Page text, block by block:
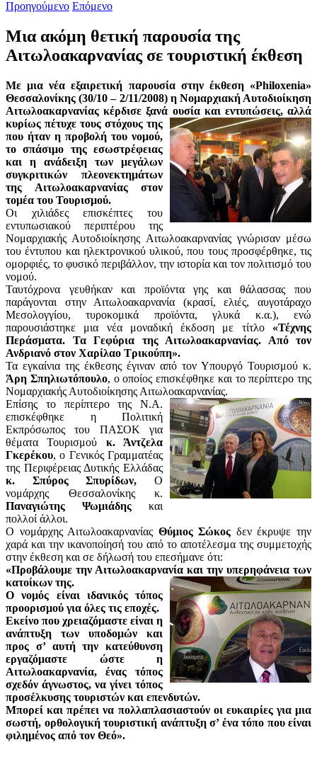
Προηγούμενο Επόμενο
Μια ακόμη θετική παρουσία της
Αιτωλοακαρνανίας σε τουριστική έκθεση
Με μια νέα εξαιρετική παρουσία στην έκθεση «Philoxenia»
Θεσσαλονίκης (30/10 – 2/11/2008) η Νομαρχιακή Αυτοδιοίκηση
Αιτωλοακαρνανίας κέρδισε ξανά ουσία και εντυπώσεις, αλλά
κυρίως πέτυχε τους στόχους της
που ήταν η προβολή του νομού,
το σπάσιμο της εσωστρέφειας
και η ανάδειξη των μεγάλων
συγκριτικών πλεονεκτημάτων
της Αιτωλοακαρνανίας στον
τομέα του Τουρισμού.
Οι χιλιάδες επισκέπτες του
εντυπωσιακού περιπτέρου της
Νομαρχιακής Αυτοδιοίκησης Αιτωλοακαρνανίας γνώρισαν μέσω
του έντυπου και ηλεκτρονικού υλικού, που τους προσφέρθηκε, τις
ομορφιές, το φυσικό περιβάλλον, την ιστορία και τον πολιτισμό του
νομού.
Ταυτόχρονα γευθήκαν και προϊόντα γης και θάλασσας που
παράγονται στην Αιτωλοακαρνανία (κρασί, ελιές, αυγοτάραχο
Μεσολογγίου, τυροκομικά προϊόντα, γλυκά κ.α.), ενώ
παρουσιάστηκε μια νέα μοναδική έκδοση με τίτλο «Τέχνης
Περάσματα. Τα Γεφύρια της Αιτωλοακαρνανίας. Από τον
Ανδριανό στον Χαρίλαο Τρικούπη».
Τα εγκαίνια της έκθεσης έγιναν από τον Υπουργό Τουρισμού κ.
Άρη Σπηλιωτόπουλο, ο οποίος επισκέφθηκε και το περίπτερο της
Νομαρχιακής Αυτοδιοίκησης Αιτωλοακαρνανίας.
Επίσης το περίπτερο της Ν.Α.
επισκέφθηκε η Πολιτική
Εκπρόσωπος του ΠΑΣΟΚ για
θέματα Τουρισμού κ. Άντζελα
Γκερέκου, ο Γενικός Γραμματέας
της Περιφέρειας Δυτικής Ελλάδας
κ. Σπύρος Σπυρίδων, Ο
νομάρχης Θεσσαλονίκης κ.
Παναγιώτης Ψωμιάδης και
πολλοί άλλοι.
Ο νομάρχης Αιτωλοακαρνανίας Θύμιος Σώκος δεν έκρυψε την
χαρά και την ικανοποίησή του από το αποτέλεσμα της συμμετοχής
στην έκθεση και σε δήλωσή του επεσήμανε ότι:
«Προβάλουμε την Αιτωλοακαρνανία και την υπερηφάνεια των
κατοίκων της.
Ο νομός είναι ιδανικός τόπος
προορισμού για όλες τις εποχές.
Εκείνο που χρειαζόμαστε είναι η
ανάπτυξη των υποδομών και
προς σ’ αυτή την κατεύθυνση
εργαζόμαστε ώστε η
Αιτωλοακαρνανία, ένας τόπος
σχεδόν άγνωστος, να γίνει τόπος
προσέλκυσης τουριστών και επενδυτών.
Μπορεί και πρέπει να πολλαπλασιαστούν οι ευκαιρίες για μια
σωστή, ορθολογική τουριστική ανάπτυξη σ’ ένα τόπο που είναι
φιλημένος από τον Θεό».